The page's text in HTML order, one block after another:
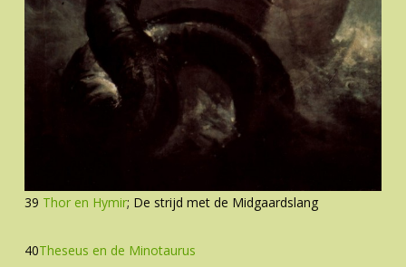
39 Thor en Hymir; De strijd met de Midgaardslang
40Theseus en de Minotaurus